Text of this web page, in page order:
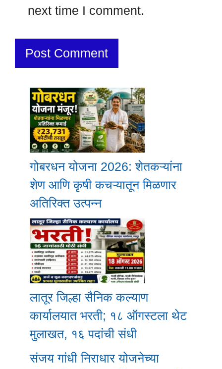
next time I comment.
गोबरधन योजना 2026: शेतकऱ्यांना
शेण आणि कृषी कचऱ्यातून मिळणार
अतिरिक्त उत्पन्न
लातूर जिल्हा सैनिक कल्याण
कार्यालयात भरती; १८ ऑगस्टला थेट
मुलाखत, १६ पदांची संधी
संजय गांधी निराधार योजनेच्या